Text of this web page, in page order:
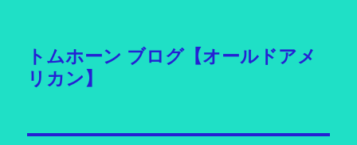
トムホーン ブログ【オールドアメ
リカン】